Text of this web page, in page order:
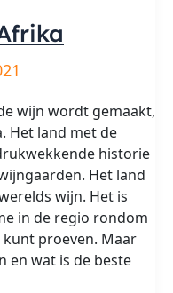
wijn wordt gemaakt,
Het land met de
historie
Het land
wijn. Het is
in de regio rondom
proeven. Maar
en wat is de beste